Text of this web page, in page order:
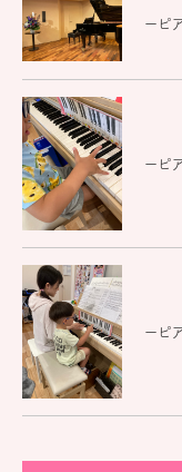
ーピ
ーピ
ーピ